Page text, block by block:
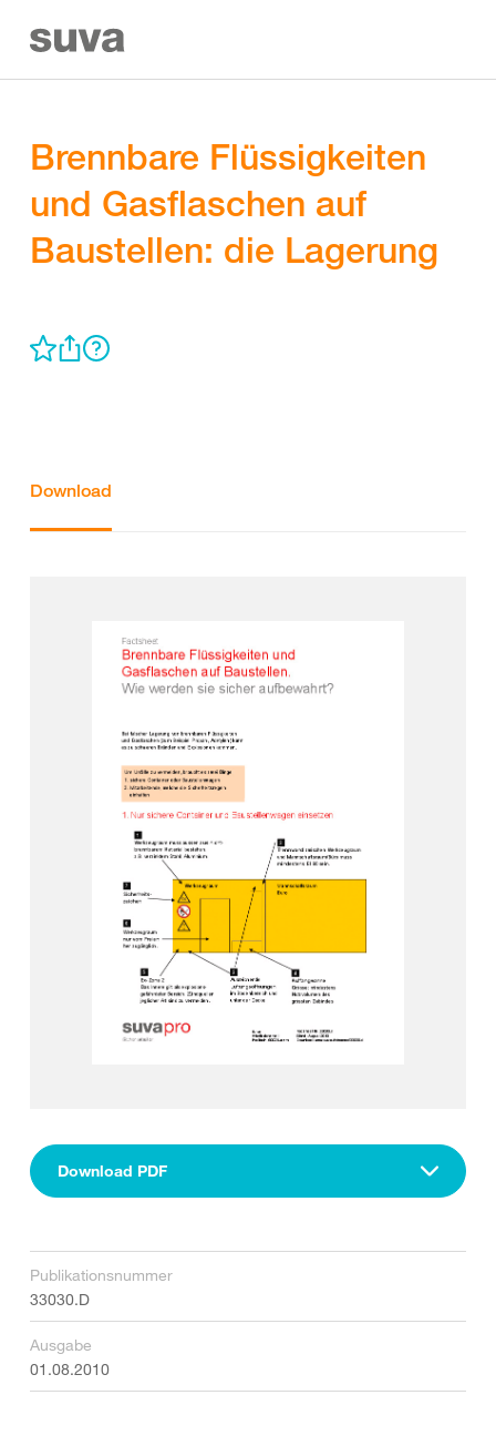
Brennbare Flüssigkeiten
und Gasflaschen auf
Baustellen: die Lagerung
Download
Download PDF
Publikationsnummer
33030.D
Ausgabe
01.08.2010